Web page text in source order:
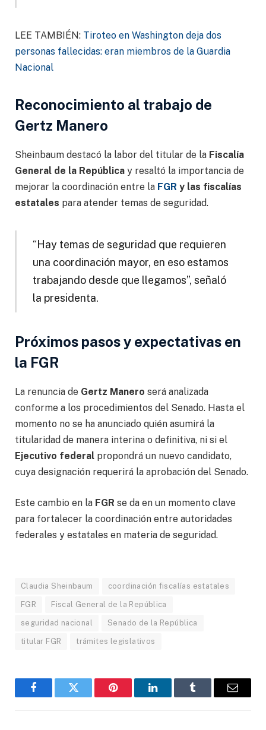
LEE TAMBIÉN: Tiroteo en Washington deja dos
personas fallecidas: eran miembros de la Guardia
Nacional
Reconocimiento al trabajo de
Gertz Manero
Sheinbaum destacó la labor del titular de la Fiscalía
General de la República y resaltó la importancia de
mejorar la coordinación entre la FGR y las fiscalías
estatales para atender temas de seguridad.
“Hay temas de seguridad que requieren
una coordinación mayor, en eso estamos
trabajando desde que llegamos”, señaló
la presidenta.
Próximos pasos y expectativas en
la FGR
La renuncia de Gertz Manero será analizada
conforme a los procedimientos del Senado. Hasta el
momento no se ha anunciado quién asumirá la
titularidad de manera interina o definitiva, ni si el
Ejecutivo federal propondrá un nuevo candidato,
cuya designación requerirá la aprobación del Senado.
Este cambio en la FGR se da en un momento clave
para fortalecer la coordinación entre autoridades
federales y estatales en materia de seguridad.
Claudia Sheinbaum coordinación fiscalías estatales
FGR Fiscal General de la República
seguridad nacional Senado de la República
titular FGR trámites legislativos
FacebookGorjeo Pinterest LinkedInTumblr
Correo